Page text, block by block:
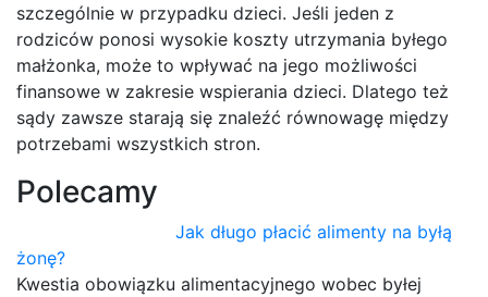
szczególnie w przypadku dzieci. Jeśli jeden z
rodziców ponosi wysokie koszty utrzymania byłego
małżonka, może to wpływać na jego możliwości
finansowe w zakresie wspierania dzieci. Dlatego też
sądy zawsze starają się znaleźć równowagę między
potrzebami wszystkich stron.
Polecamy
Jak długo płacić alimenty na byłą
żonę?
Kwestia obowiązku alimentacyjnego wobec byłej